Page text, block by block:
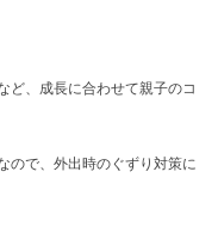
ど、成長に合わせて親子のコ
ので、外出時のぐずり対策に